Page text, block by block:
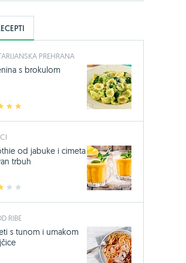
PREHRANA
3 4
s brokulom
3 4
od jabuke i cimeta
trbuh
RIBE
s tunom i umakom